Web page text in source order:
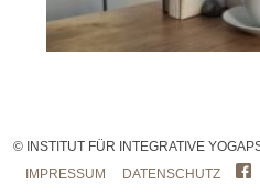
© INSTITUT FÜR INTEGRATIVE
IMPRESSUM DATENSCHUTZ